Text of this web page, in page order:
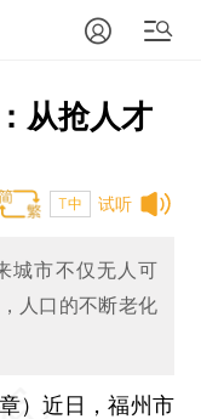
从抢人才
试听
T中
城市不仅无人可
人口的不断老化
）近日，福州市